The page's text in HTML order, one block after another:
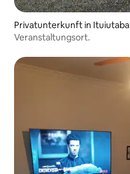
Privatunterkunft in Ituiutaba
Veranstaltungsort.